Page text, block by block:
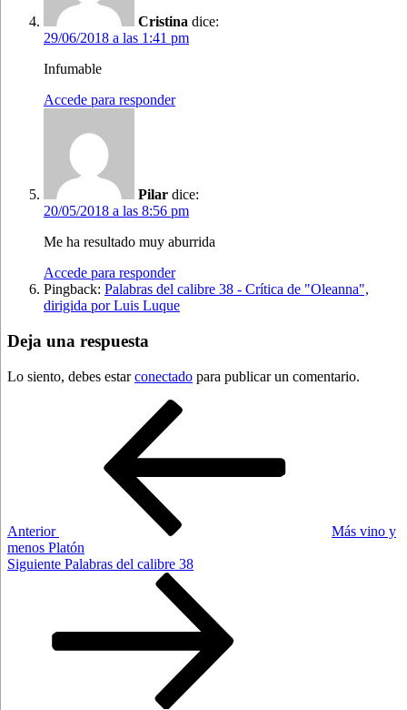
Cristina dice:
29/06/2018 a las 1:41 pm
Infumable
Accede para responder
Pilar dice:
20/05/2018 a las 8:56 pm
Me ha resultado muy aburrida
Accede para responder
Pingback: Palabras del calibre 38 - Crítica de "Oleanna",
dirigida por Luis Luque
Deja una respuesta
Lo siento, debes estarconectado para publicar un comentario.
Anterior
Más vino y
menos Platón
Siguiente
Siguiente Palabras del calibre 38